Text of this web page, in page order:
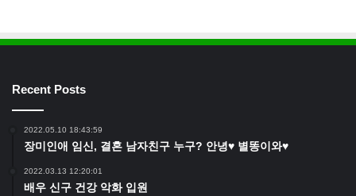
Recent Posts
2022.05.10 18:43:59
장미인애 임신, 결혼 남자친구 누구? 안녕♥ 별똥이와♥
2022.03.13 12:20:01
배우 신구 건강 악화 입원